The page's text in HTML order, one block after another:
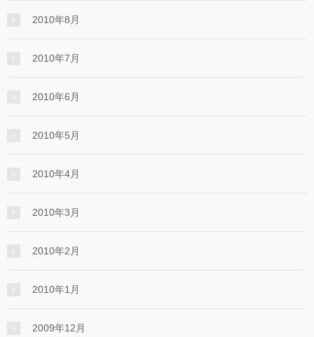
2010年8月
2010年7月
2010年6月
2010年5月
2010年4月
2010年3月
2010年2月
2010年1月
2009年12月